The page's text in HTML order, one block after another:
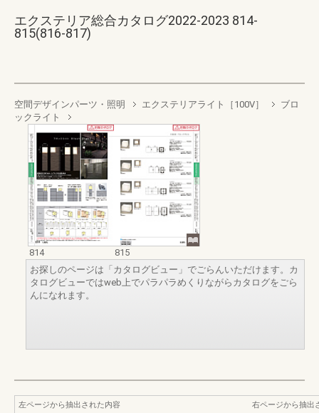
エクステリア総合カタログ2022-2023 814-
815(816-817)
空間デザインパーツ・照明 エクステリアライト［100V］
ブロ
ックライト
814
815
お探しのページは「カタログビュー」でごらんいただけます。カ
タログビューではweb上でパラパラめくりながらカタログをごら
んになれます。
左ページから抽出された内容
右ページから抽出